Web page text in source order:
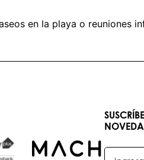
en la playa o reuniones